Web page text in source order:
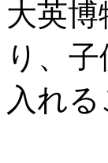
大英
り、
入れ